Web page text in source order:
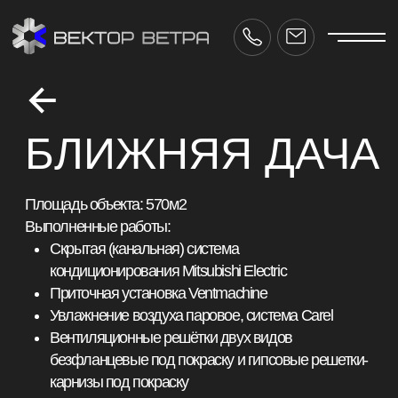
vetra.ru
БЛИЖНЯЯ ДАЧА
Площадь объекта: 570м2
Выполненные работы:
Приточная установка Ventmachine
Увлажнение воздуха паровое, система Carel
Вентиляционные решётки двух видов
безфланцевые под покраску и гипсовые решетки-
карнизы под покраску
Применение
теплозвукоизолированных воздуходов
Проект вентиляции и кондиционирования
разработан и согласован с дизайн-проектом
Срок реализации: 3 недели